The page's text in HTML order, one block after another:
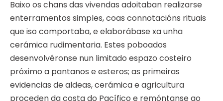
Baixo os chans das vivendas adoitaban realizarse
enterramentos simples, coas connotacións rituais
que iso comportaba, e elaborábase xa unha
cerámica rudimentaria. Estes poboados
desenvolvéronse nun limitado espazo costeiro
próximo a pantanos e esteros; as primeiras
evidencias de aldeas, cerámica e agricultura
proceden da costa do Pacífico e remóntanse ao